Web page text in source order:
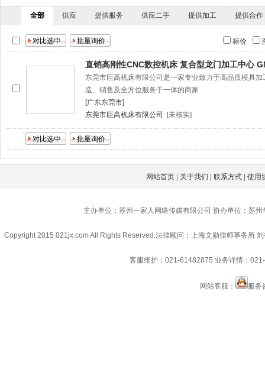
全部 供应 提供服务 供应二手 提供加工 提供合作
标价
直销高刚性CNC数控机床 复合型龙门加工中心
东莞市巨高机床有限公司是一家专业致力于高品质模具
造、销售及全方位服务于一体的商家
[广东东莞市]
东莞市巨高机床有限公司
[未核实]
网站首页 关于我们 |联系方式 |使用
主办单位：苏州一家人网络传媒有限公司 协办单位：苏
Copyright 2015 021jx.com All Rights Reserved.法律顾问：上海文勋律师事务所
客服维护：021-61482875 业务详情：
网站客服： 服务